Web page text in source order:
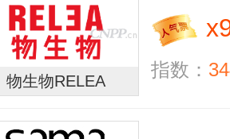
物生物RELEA
x
指数：